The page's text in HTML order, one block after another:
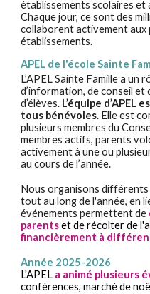
établissements scolaires
Chaque jour, ce sont des
collaborent activement
établissements.
APEL de l'école Sainte
L’APEL Sainte Famille a un
d’information, de conseil
d’élèves. L’équipe d’APEL
tous bénévoles. Elle est
plusieurs membres du
membres actifs, parents
activement à une ou
au cours de l’année.
Nous organisons différents
tout au long de l'année, en
événements permettent de
parents et de récolter de
financièrement à
Année 2025-2026
L'APEL a animé plusieurs
conférences, marché de